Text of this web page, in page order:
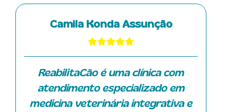
Camila Konda Assunção
ReabilitaCão é uma clínica com
atendimento especializado em
medicina veterinária integrativa e